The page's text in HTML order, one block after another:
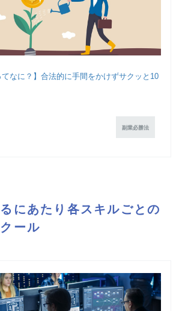
てなに？】合法的に手間をかけずサクッと10
副業必勝法
にあたり各スキルごとの
ール